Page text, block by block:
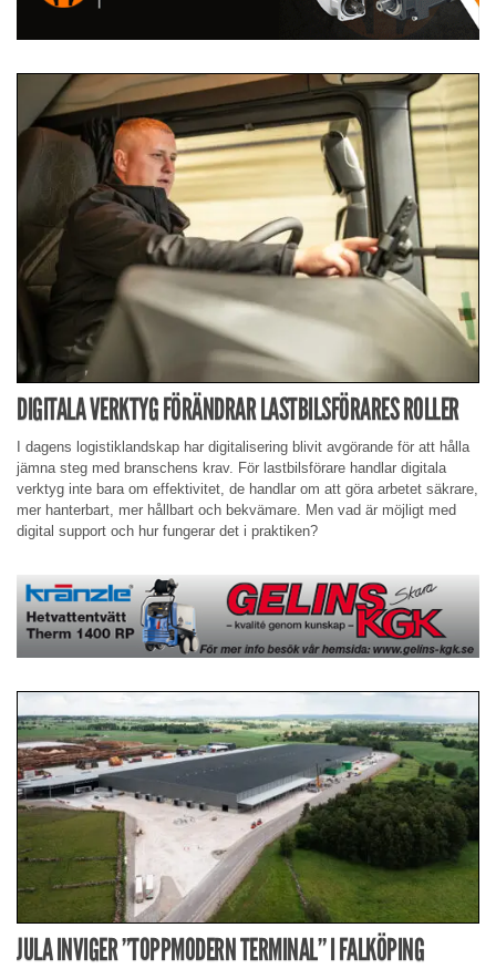
DIGITALA VERKTYG FÖRÄNDRAR LASTBILSFÖRARES ROLLER
I dagens logistiklandskap har digitalisering blivit avgörande för att hålla
jämna steg med branschens krav. För lastbilsförare handlar digitala
verktyg inte bara om effektivitet, de handlar om att göra arbetet säkrare,
mer hanterbart, mer hållbart och bekvämare. Men vad är möjligt med
digital support och hur fungerar det i praktiken?
JULA INVIGER ”TOPPMODERN TERMINAL” I FALKÖPING